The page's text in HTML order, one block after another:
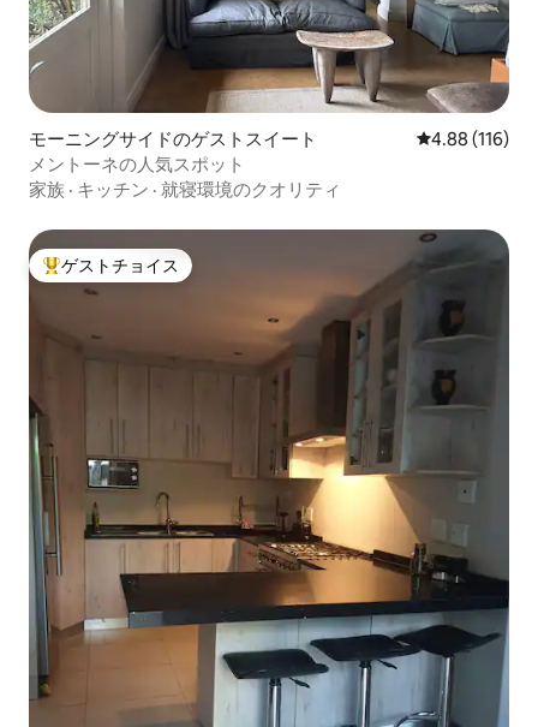
モーニングサイドのゲストスイート レビュー116
4.88 (116)
メントーネの人気スポット
家族 · キッチン · 就寝環境のクオリティ
大好評のゲストチョイスです。
ゲストチョイス